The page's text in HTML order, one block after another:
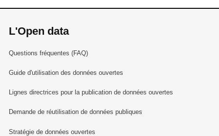
L'Open data
Questions fréquentes (FAQ)
Guide d'utilisation des données ouvertes
Lignes directrices pour la publication de données ouvertes
Demande de réutilisation de données publiques
Stratégie de données ouvertes